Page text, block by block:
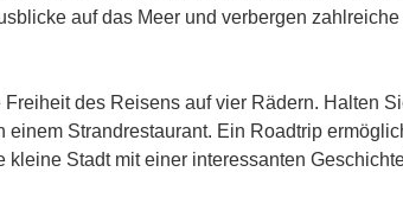
auf das Meer und verbergen
des Reisens auf vier Rädern. Halten
Strandrestaurant. Ein Roadtrip
Stadt mit einer interessanten